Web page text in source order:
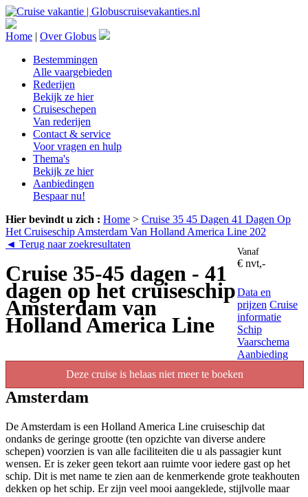
Home | Over Globus
Bestemmingen
Alle vaargebieden
Rederijen
Bekijk ze hier
Cruiseschepen
Van rederijen
Contact & service
Voor vragen en hulp
Thema's
Bekijk ze hier
Aanbiedingen
Bespaar nu!
Hier bevindt u zich : Home > Cruise 35 45 Dagen 41 Dagen Op
Het Cruiseschip Amsterdam Van Holland America Line 202
◄ Terug naar zoekresultaten
Cruise 35-45 dagen - 41
dagen op het cruiseschip
Amsterdam van
Holland America Line
Vanaf
€ nvt,-
Data en
prijzen Cruise
informatie
Schip
Vaarschema
Aanbieding
Deze cruise is helaas niet meer te boeken
Amsterdam
De Amsterdam is een Holland America Line cruiseschip dat
ondanks de geringe grootte (ten opzichte van diverse andere
schepen) voorzien is van alle faciliteiten die u als passagier kunt
wensen. Er is zeker geen tekort aan ruimte voor iedere gast op het
schip. Dit is met name te zien aan de kenmerkende grote teakhouten
dekken op het schip. Er zijn veel mooi aangeklede, stijlvolle maar